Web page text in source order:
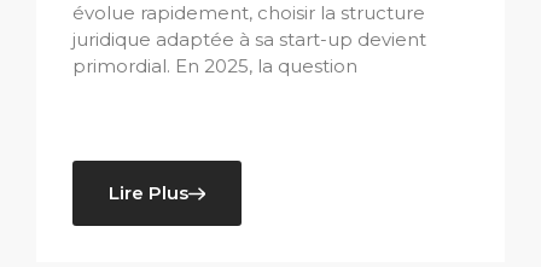
évolue rapidement, choisir la structure
juridique adaptée à sa start-up devient
primordial. En 2025, la question
Lire Plus